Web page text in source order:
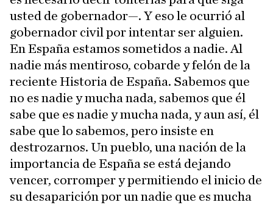
usted de gobernador—. Y eso le ocurrió al
gobernador civil por intentar ser alguien.
En España estamos sometidos a nadie. Al
nadie más mentiroso, cobarde y felón de la
reciente Historia de España. Sabemos que
no es nadie y mucha nada, sabemos que él
sabe que es nadie y mucha nada, y aun así, él
sabe que lo sabemos, pero insiste en
destrozarnos. Un pueblo, una nación de la
importancia de España se está dejando
vencer, corromper y permitiendo el inicio de
su desaparición por un nadie que es mucha